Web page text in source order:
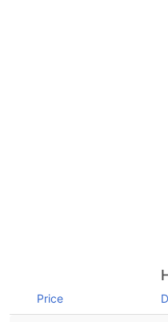
Price